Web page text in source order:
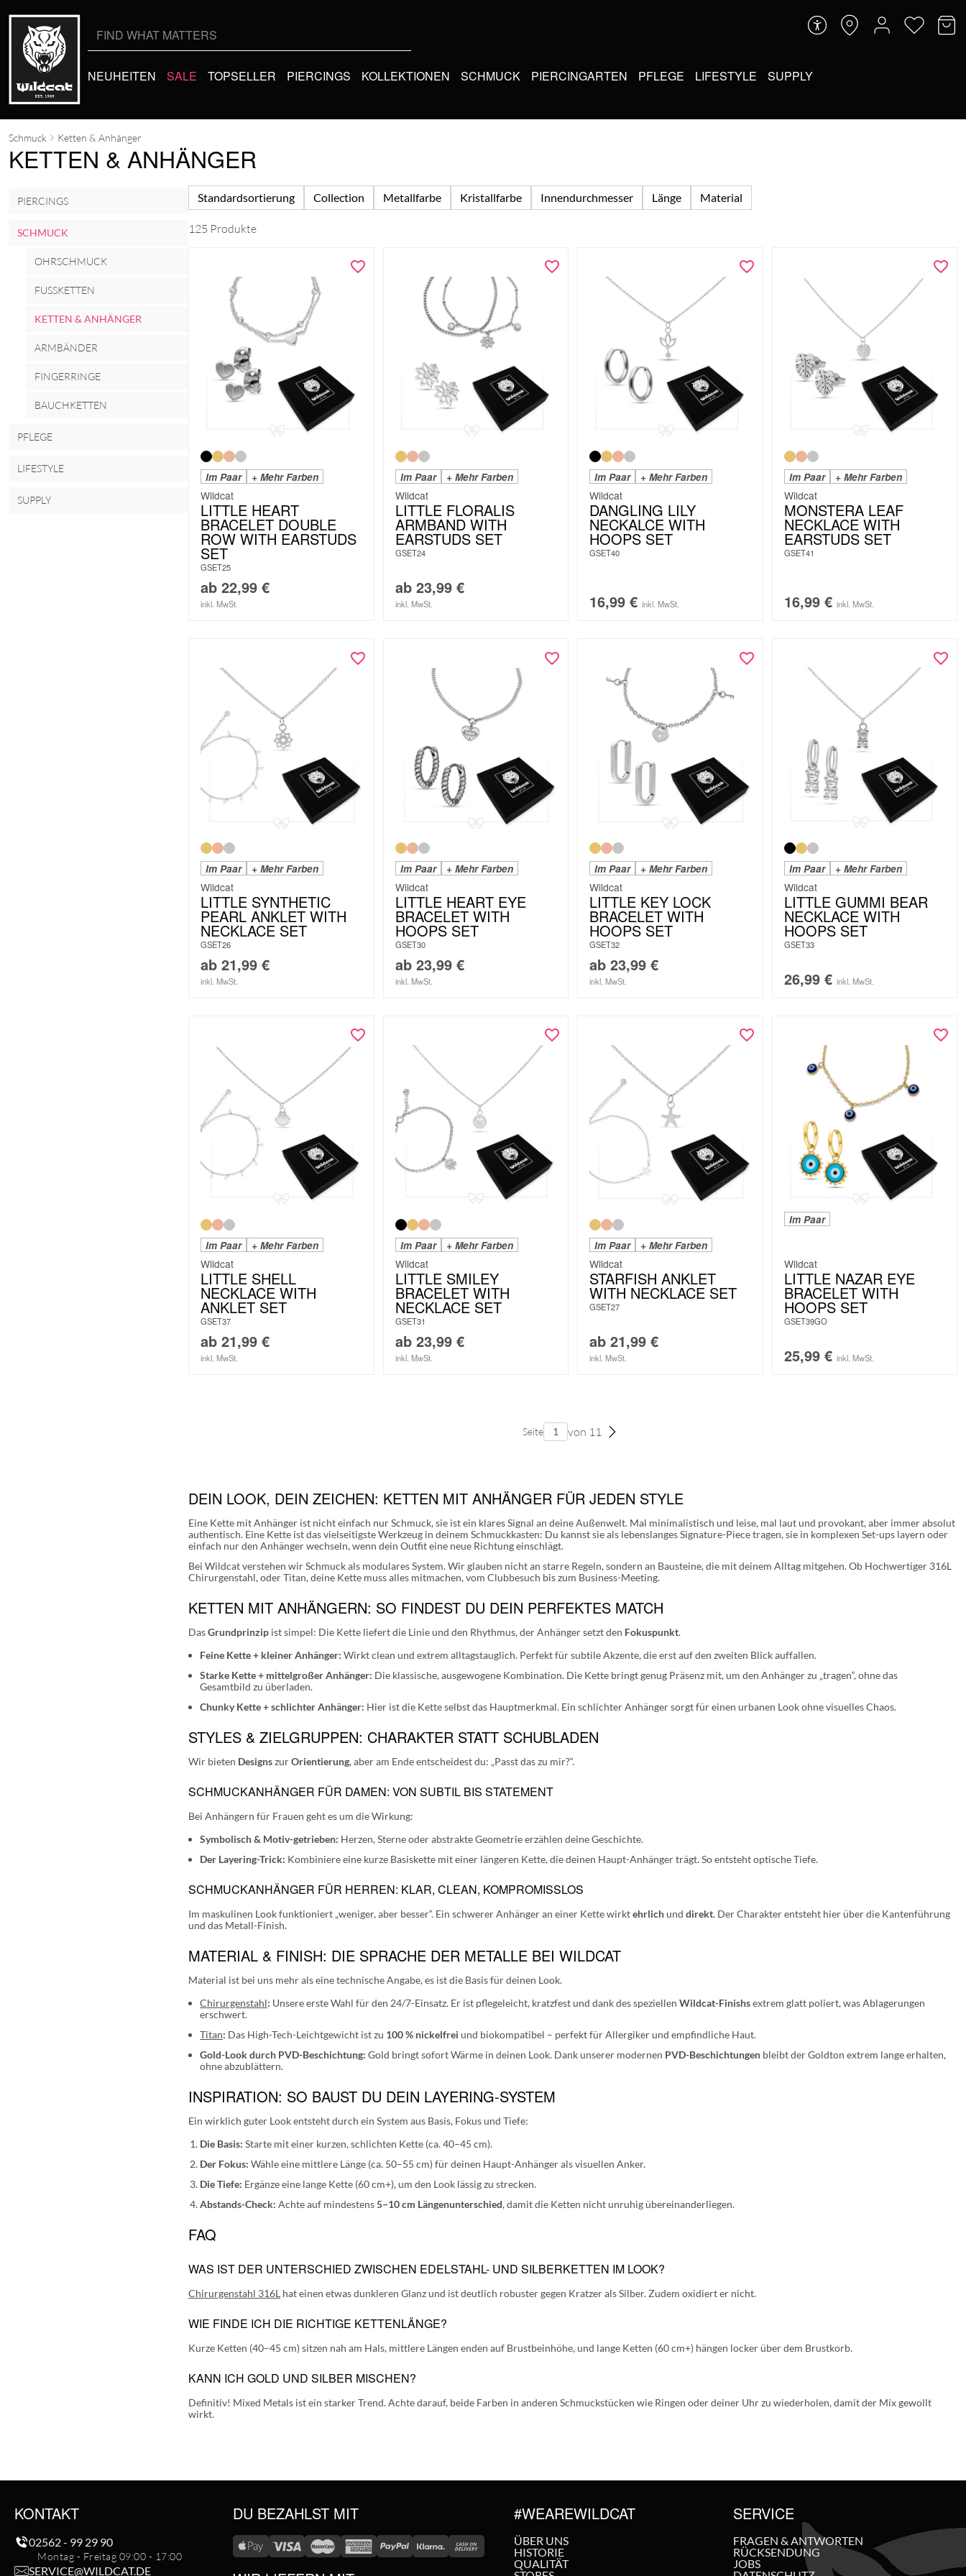
NEUHEITEN SALE TOPSELLER PIERCINGS KOLLEKTIONEN SCHMUCK PIERCINGARTEN PFLEGE LIFESTYLE SUPPLY
Schmuck Ketten & Anhänger
KETTEN & ANHÄNGER
PIERCINGS
SCHMUCK
OHRSCHMUCK
FUSSKETTEN
KETTEN & ANHÄNGER
ARMBÄNDER
FINGERRINGE
BAUCHKETTEN
PFLEGE
LIFESTYLE
SUPPLY
Standardsortierung Collection Metallfarbe Kristallfarbe Innendurchmesser Länge Material
125 Produkte
Im Paar + Mehr Farben
Wildcat
LITTLE HEART
BRACELET DOUBLE
ROW WITH EARSTUDS
SET
GSET25
ab 22,99 €
inkl. MwSt.
Im Paar + Mehr Farben
Wildcat
LITTLE FLORALIS
ARMBAND WITH
EARSTUDS SET
GSET24
ab 23,99 €
inkl. MwSt.
Im Paar + Mehr Farben
Wildcat
DANGLING LILY
NECKALCE WITH
HOOPS SET
GSET40
16,99 € inkl. MwSt.
Im Paar + Mehr Farben
Wildcat
MONSTERA LEAF
NECKLACE WITH
EARSTUDS SET
GSET41
16,99 € inkl. MwSt.
Im Paar + Mehr Farben
Wildcat
LITTLE SYNTHETIC
PEARL ANKLET WITH
NECKLACE SET
GSET26
ab 21,99 €
inkl. MwSt.
Im Paar + Mehr Farben
Wildcat
LITTLE HEART EYE
BRACELET WITH
HOOPS SET
GSET30
ab 23,99 €
inkl. MwSt.
Im Paar + Mehr Farben
Wildcat
LITTLE KEY LOCK
BRACELET WITH
HOOPS SET
GSET32
ab 23,99 €
inkl. MwSt.
Im Paar + Mehr Farben
Wildcat
LITTLE GUMMI BEAR
NECKLACE WITH
HOOPS SET
GSET33
26,99 € inkl. MwSt.
Im Paar + Mehr Farben
Wildcat
LITTLE SHELL
NECKLACE WITH
ANKLET SET
GSET37
ab 21,99 €
inkl. MwSt.
Im Paar + Mehr Farben
Wildcat
LITTLE SMILEY
BRACELET WITH
NECKLACE SET
GSET31
ab 23,99 €
inkl. MwSt.
Im Paar + Mehr Farben
Wildcat
STARFISH ANKLET
WITH NECKLACE SET
GSET27
ab 21,99 €
inkl. MwSt.
Im Paar
Wildcat
LITTLE NAZAR EYE
BRACELET WITH
HOOPS SET
GSET39GO
25,99 € inkl. MwSt.
Seite von 11
DEIN LOOK, DEIN ZEICHEN: KETTEN MIT ANHÄNGER FÜR JEDEN STYLE
Eine Kette mit Anhänger ist nicht einfach nur Schmuck, sie ist ein klares Signal an deine Außenwelt. Mal minimalistisch und leise, mal laut und provokant, aber immer absolut
authentisch. Eine Kette ist das vielseitigste Werkzeug in deinem Schmuckkasten: Du kannst sie als lebenslanges Signature-Piece tragen, sie in komplexen Set-ups layern oder
einfach nur den Anhänger wechseln, wenn dein Outfit eine neue Richtung einschlägt.
Bei Wildcat verstehen wir Schmuck als modulares System. Wir glauben nicht an starre Regeln, sondern an Bausteine, die mit deinem Alltag mitgehen. Ob Hochwertiger 316L
Chirurgenstahl, oder Titan, deine Kette muss alles mitmachen, vom Clubbesuch bis zum Business-Meeting.
KETTEN MIT ANHÄNGERN: SO FINDEST DU DEIN PERFEKTES MATCH
DasGrundprinzip ist simpel: Die Kette liefert die Linie und den Rhythmus, der Anhänger setzt den Fokuspunkt.
Feine Kette + kleiner Anhänger: Wirkt clean und extrem alltagstauglich. Perfekt für subtile Akzente, die erst auf den zweiten Blick auffallen.
Starke Kette + mittelgroßer Anhänger: Die klassische, ausgewogene Kombination. Die Kette bringt genug Präsenz mit, um den Anhänger zu „tragen“, ohne das
Gesamtbild zu überladen.
Chunky Kette + schlichter Anhänger: Hier ist die Kette selbst das Hauptmerkmal. Ein schlichter Anhänger sorgt für einen urbanen Look ohne visuelles Chaos.
STYLES & ZIELGRUPPEN: CHARAKTER STATT SCHUBLADEN
Wir bieten DesignszurOrientierung, aber am Ende entscheidest du: „Passt das zu mir?“.
SCHMUCKANHÄNGER FÜR DAMEN: VON SUBTIL BIS STATEMENT
Bei Anhängern für Frauen geht es um die Wirkung:
Symbolisch & Motiv-getrieben: Herzen, Sterne oder abstrakte Geometrie erzählen deine Geschichte.
Der Layering-Trick: Kombiniere eine kurze Basiskette mit einer längeren Kette, die deinen Haupt-Anhänger trägt. So entsteht optische Tiefe.
SCHMUCKANHÄNGER FÜR HERREN: KLAR, CLEAN, KOMPROMISSLOS
Im maskulinen Look funktioniert „weniger, aber besser“. Ein schwerer Anhänger an einer Kette wirktehrlichund direkt. Der Charakter entsteht hier über die Kantenführung
und das Metall-Finish.
MATERIAL & FINISH: DIE SPRACHE DER METALLE BEI WILDCAT
Material ist bei uns mehr als eine technische Angabe, es ist die Basis für deinen Look.
Chirurgenstahl: Unsere erste Wahl für den 24/7-Einsatz. Er ist pflegeleicht, kratzfest und dank des speziellen Wildcat-Finishsextrem glatt poliert, was Ablagerungen
erschwert.
Titan: Das High-Tech-Leichtgewicht ist zu 100 % nickelfrei und biokompatibel – perfekt für Allergiker und empfindliche Haut.
Gold-Look durch PVD-Beschichtung: Gold bringt sofort Wärme in deinen Look. Dank unserer modernen PVD-Beschichtungen bleibt der Goldton extrem lange erhalten,
ohne abzublättern.
INSPIRATION: SO BAUST DU DEIN LAYERING-SYSTEM
Ein wirklich guter Look entsteht durch ein System aus Basis, Fokus und Tiefe:
Die Basis: Starte mit einer kurzen, schlichten Kette (ca. 40–45 cm).
Der Fokus: Wähle eine mittlere Länge (ca. 50–55 cm) für deinen Haupt-Anhänger als visuellen Anker.
Die Tiefe: Ergänze eine lange Kette (60 cm+), um den Look lässig zu strecken.
Abstands-Check: Achte auf mindestens5–10 cm Längenunterschied, damit die Ketten nicht unruhig übereinanderliegen.
FAQ
WAS IST DER UNTERSCHIED ZWISCHEN EDELSTAHL- UND SILBERKETTEN IM LOOK?
Chirurgenstahl 316L hat einen etwas dunkleren Glanz und ist deutlich robuster gegen Kratzer als Silber. Zudem oxidiert er nicht.
WIE FINDE ICH DIE RICHTIGE KETTENLÄNGE?
Kurze Ketten (40–45 cm) sitzen nah am Hals, mittlere Längen enden auf Brustbeinhöhe, und lange Ketten (60 cm+) hängen locker über dem Brustkorb.
KANN ICH GOLD UND SILBER MISCHEN?
Definitiv! Mixed Metals ist ein starker Trend. Achte darauf, beide Farben in anderen Schmuckstücken wie Ringen oder deiner Uhr zu wiederholen, damit der Mix gewollt
wirkt.
KONTAKT
02562 - 99 29 90
Montag - Freitag 09:00 - 17:00
SERVICE@WILDCAT.DE
DU BEZAHLST MIT #WEAREWILDCAT
ÜBER UNS
HISTORIE
QUALITÄT
SERVICE
FRAGEN & ANTWORTEN
RÜCKSENDUNG
JOBS